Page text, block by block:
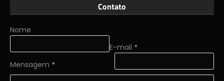
Contato
Nome
E-mail *
Mensagem *